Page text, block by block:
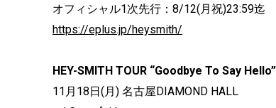
オフィシャル1次先行：8/12(月祝)23:59迄
https://eplus.jp/heysmith/
HEY-SMITH TOUR “Goodbye To Say Hello”
11月18日(月) 名古屋DIAMOND HALL